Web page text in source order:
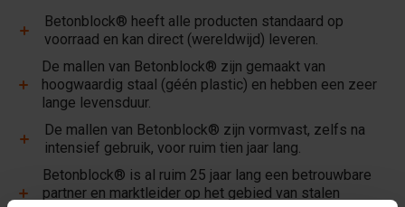
Betonblock® heeft alle producten standaard op
voorraad en kan direct (wereldwijd) leveren.
De mallen van Betonblock® zijn gemaakt van
hoogwaardig staal (géén plastic) en hebben een zeer
lange levensduur.
De mallen van Betonblock® zijn vormvast, zelfs na
intensief gebruik, voor ruim tien jaar lang.
Betonblock® is al ruim 25 jaar lang een betrouwbare
partner en marktleider op het gebied van stalen